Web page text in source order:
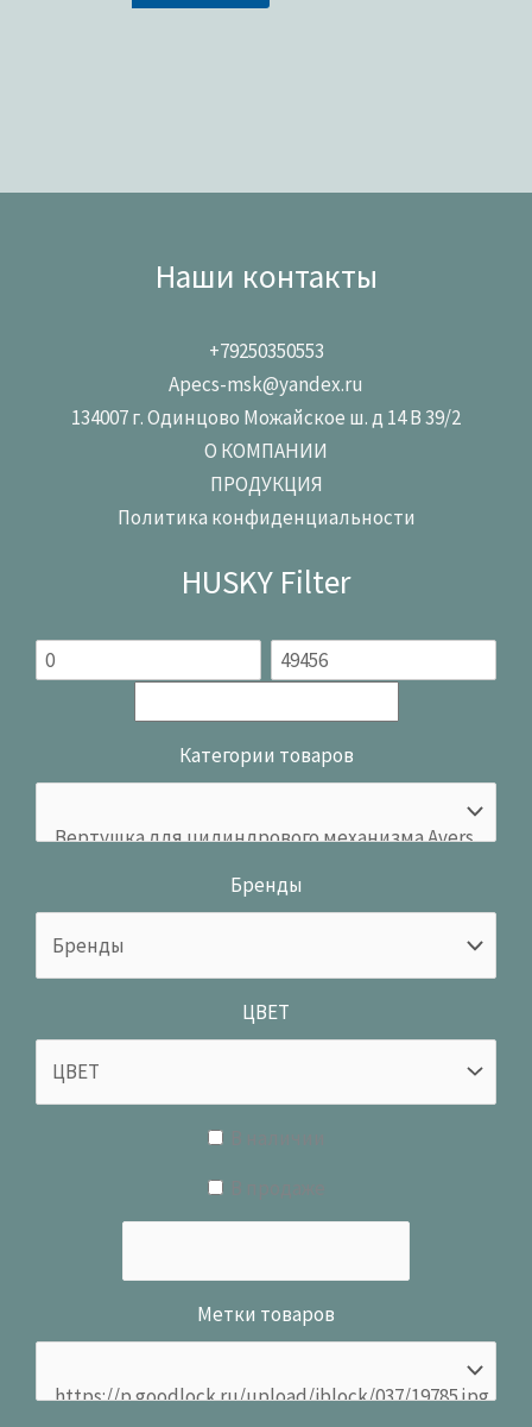
Наши контакты
+79250350553
Apecs-msk@yandex.ru
134007 г. Одинцово Можайское ш. д 14 В 39/2
О КОМПАНИИ
ПРОДУКЦИЯ
Политика конфиденциальности
HUSKY Filter
Категории товаров
Бренды
ЦВЕТ
Метки товаров